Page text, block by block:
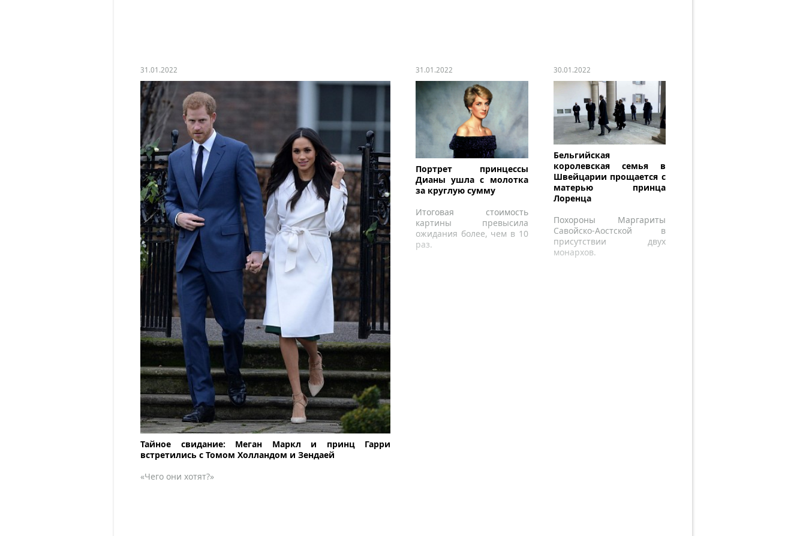
31.01.2022
Тайное свидание: Меган Маркл и принц Гарри
встретились с Томом Холландом и Зендаей
«Чего они хотят?»
31.01.2022
Портрет принцессы
Дианы ушла с молотка
за круглую сумму
Итоговая стоимость
картины превысила
ожидания более, чем в 10
раз.
30.01.2022
Бельгийская
королевская семья в
Швейцарии прощается с
матерью принца
Лоренца
Похороны Маргариты
Савойско-Аостской в
присутствии двух
монархов.